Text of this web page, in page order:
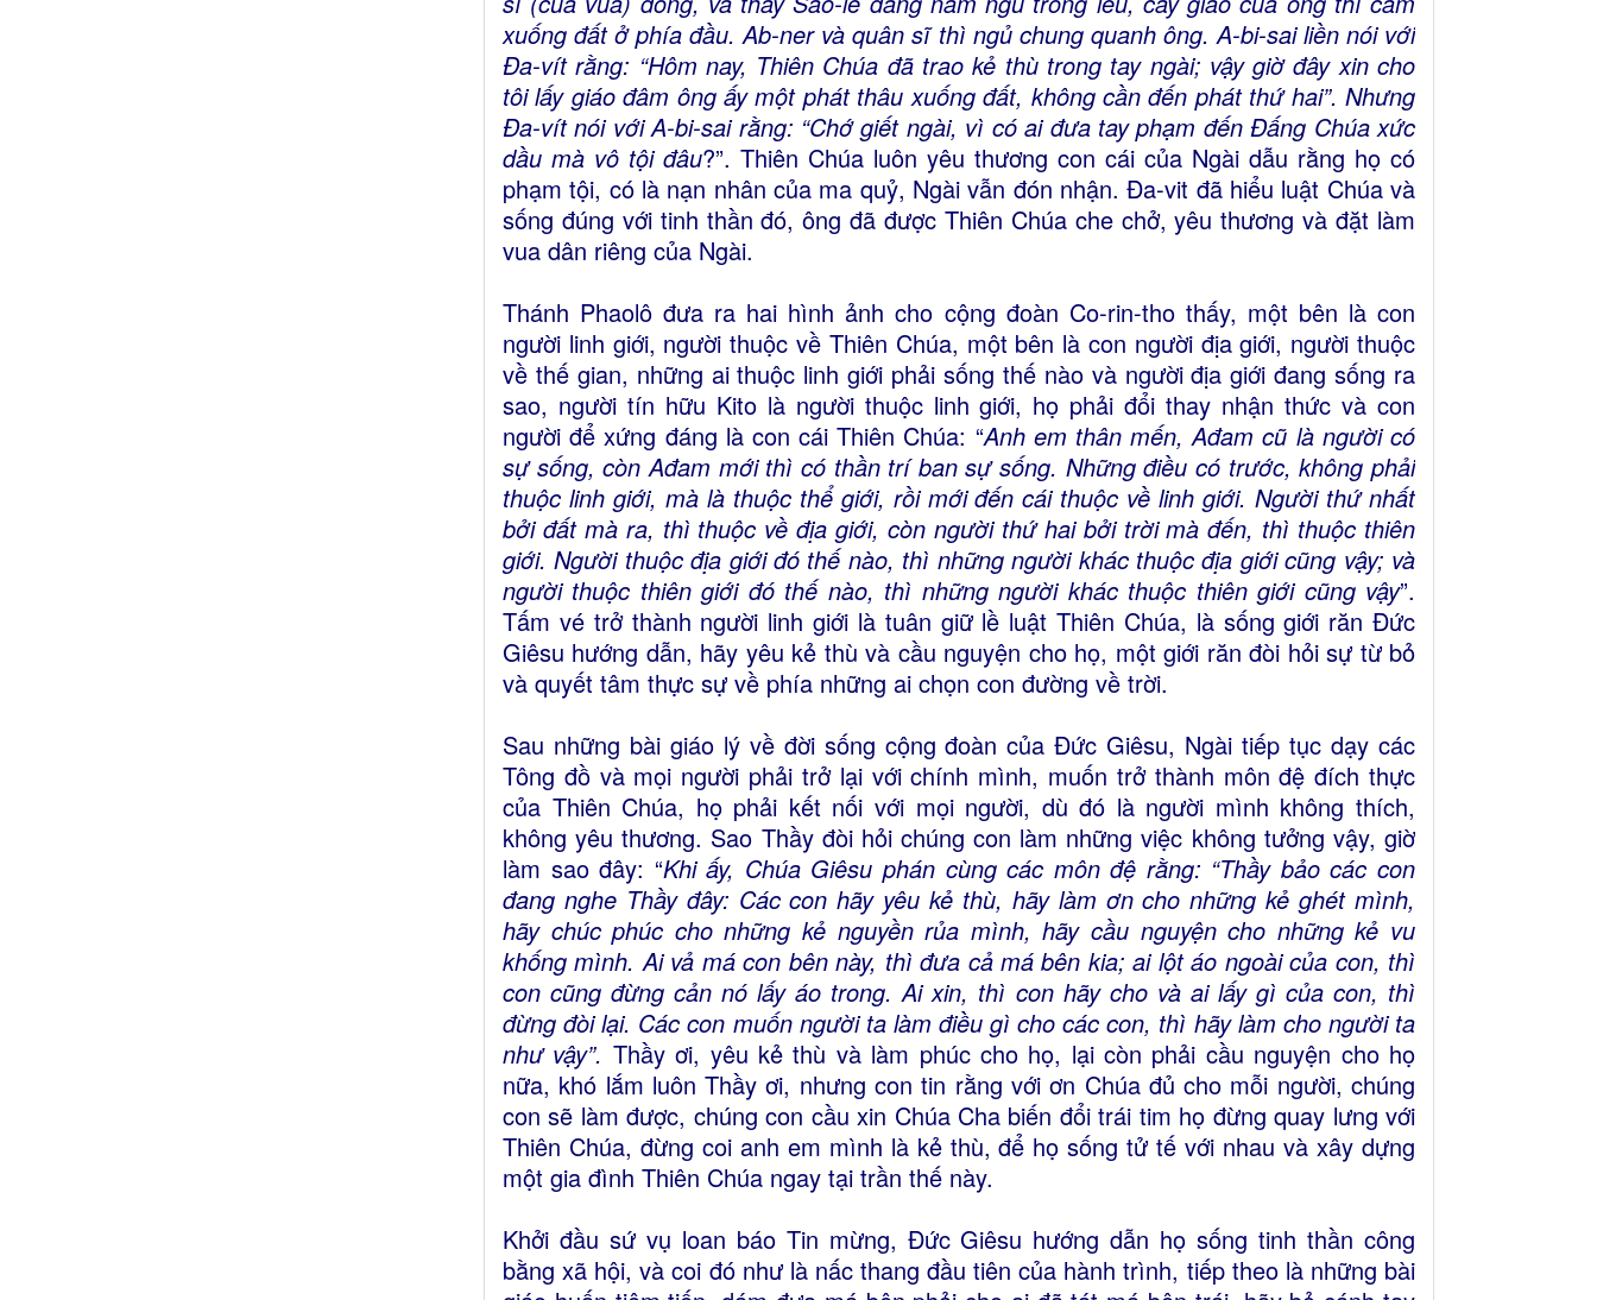
xuống đất ở phía đầu. Ab-ner và quân sĩ thì ngủ chung quanh ông. A-bi-sai liền nói với
Ða-vít rằng: “Hôm nay, Thiên Chúa đã trao kẻ thù trong tay ngài; vậy giờ đây xin cho
tôi lấy giáo đâm ông ấy một phát thâu xuống đất, không cần đến phát thứ hai”. Nhưng
Ða-vít nói với A-bi-sai rằng: “Chớ giết ngài, vì có ai đưa tay phạm đến Ðấng Chúa xức
dầu mà vô tội đâu?”. Thiên Chúa luôn yêu thương con cái của Ngài dẫu rằng họ có
phạm tội, có là nạn nhân của ma quỷ, Ngài vẫn đón nhận. Đa-vit đã hiểu luật Chúa và
sống đúng với tinh thần đó, ông đã được Thiên Chúa che chở, yêu thương và đặt làm
vua dân riêng của Ngài.
Thánh Phaolô đưa ra hai hình ảnh cho cộng đoàn Co-rin-tho thấy, một bên là con
người linh giới, người thuộc về Thiên Chúa, một bên là con người địa giới, người thuộc
về thế gian, những ai thuộc linh giới phải sống thế nào và người địa giới đang sống ra
sao, người tín hữu Kito là người thuộc linh giới, họ phải đổi thay nhận thức và con
người để xứng đáng là con cái Thiên Chúa: “Anh em thân mến, Ađam cũ là người có
sự sống, còn Ađam mới thì có thần trí ban sự sống. Những điều có trước, không phải
thuộc linh giới, mà là thuộc thể giới, rồi mới đến cái thuộc về linh giới. Người thứ nhất
bởi đất mà ra, thì thuộc về địa giới, còn người thứ hai bởi trời mà đến, thì thuộc thiên
giới. Người thuộc địa giới đó thế nào, thì những người khác thuộc địa giới cũng vậy; và
người thuộc thiên giới đó thế nào, thì những người khác thuộc thiên giới cũng vậy”.
Tấm vé trở thành người linh giới là tuân giữ lề luật Thiên Chúa, là sống giới răn Đức
Giêsu hướng dẫn, hãy yêu kẻ thù và cầu nguyện cho họ, một giới răn đòi hỏi sự từ bỏ
và quyết tâm thực sự về phía những ai chọn con đường về trời.
Sau những bài giáo lý về đời sống cộng đoàn của Đức Giêsu, Ngài tiếp tục dạy các
Tông đồ và mọi người phải trở lại với chính mình, muốn trở thành môn đệ đích thực
của Thiên Chúa, họ phải kết nối với mọi người, dù đó là người mình không thích,
không yêu thương. Sao Thầy đòi hỏi chúng con làm những việc không tưởng vậy, giờ
làm sao đây: “Khi ấy, Chúa Giêsu phán cùng các môn đệ rằng: “Thầy bảo các con
đang nghe Thầy đây: Các con hãy yêu kẻ thù, hãy làm ơn cho những kẻ ghét mình,
hãy chúc phúc cho những kẻ nguyền rủa mình, hãy cầu nguyện cho những kẻ vu
khống mình. Ai vả má con bên này, thì đưa cả má bên kia; ai lột áo ngoài của con, thì
con cũng đừng cản nó lấy áo trong. Ai xin, thì con hãy cho và ai lấy gì của con, thì
đừng đòi lại. Các con muốn người ta làm điều gì cho các con, thì hãy làm cho người ta
như vậy”. Thầy ơi, yêu kẻ thù và làm phúc cho họ, lại còn phải cầu nguyện cho họ
nữa, khó lắm luôn Thầy ơi, nhưng con tin rằng với ơn Chúa đủ cho mỗi người, chúng
con sẽ làm được, chúng con cầu xin Chúa Cha biến đổi trái tim họ đừng quay lưng với
Thiên Chúa, đừng coi anh em mình là kẻ thù, để họ sống tử tế với nhau và xây dựng
một gia đình Thiên Chúa ngay tại trần thế này.
Khởi đầu sứ vụ loan báo Tin mừng, Đức Giêsu hướng dẫn họ sống tinh thần công
bằng xã hội, và coi đó như là nấc thang đầu tiên của hành trình, tiếp theo là những bài